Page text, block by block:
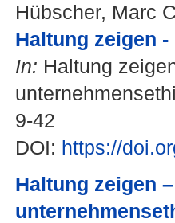
Hübscher, Marc
Haltung zeigen
In: Haltung
9-42
DOI: https://
Haltung zeigen